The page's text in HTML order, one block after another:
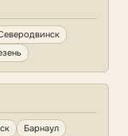
Барнаул